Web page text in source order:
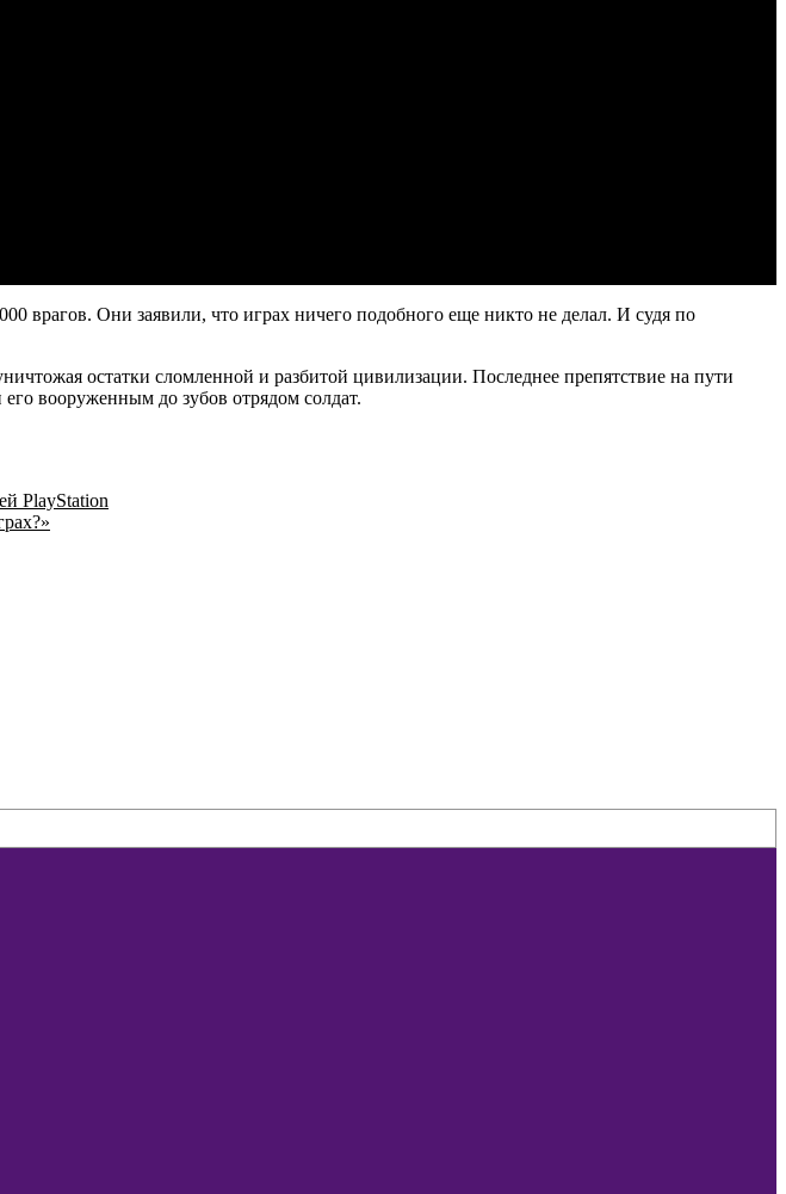
врагов. Они заявили, что играх ничего подобного еще никто не делал. И судя по
остатки сломленной и разбитой цивилизации. Последнее препятствие на пути
вооруженным до зубов отрядом солдат.
PlayStation